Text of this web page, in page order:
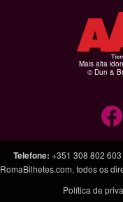
Mais alta
© Dun &
Telefone: +351 308 802 603
RomaBilhetes.com, todos os
Política de